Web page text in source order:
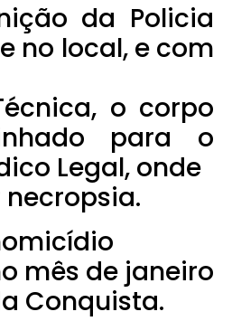
da Policia
no local, e com
o corpo
para o
Legal, onde
mês de janeiro
Conquista.